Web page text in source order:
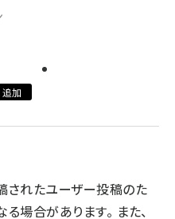
加
されたユーザー投稿のた
場合があります。 また、